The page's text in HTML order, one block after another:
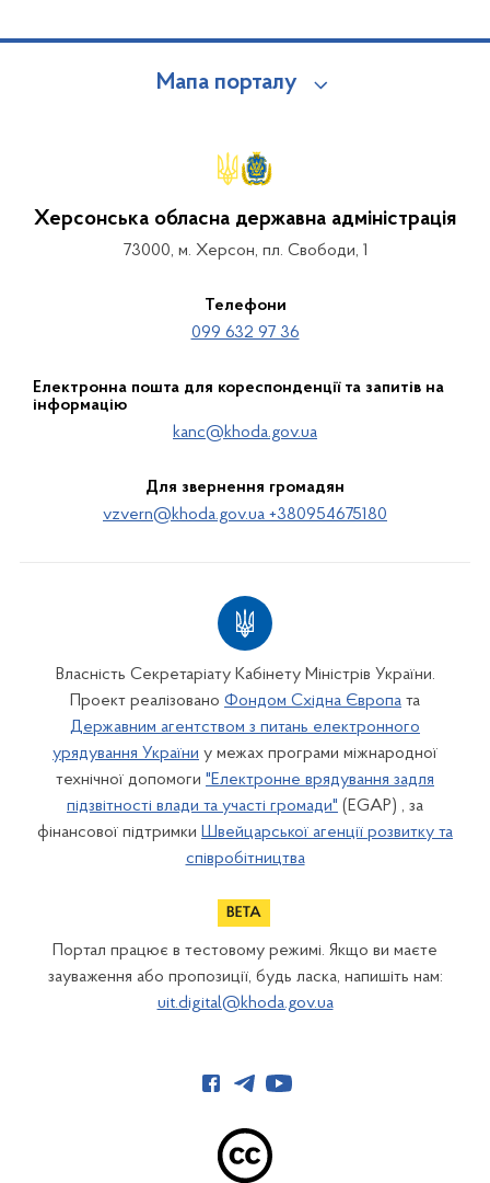
Мапа порталу
Херсонська обласна державна адміністрація
73000, м. Херсон, пл. Свободи, 1
Телефони
099 632 97 36
Електронна пошта для кореспонденції та запитів на
інформацію
kanc@khoda.gov.ua
Для звернення громадян
vzvern@khoda.gov.ua +380954675180
Власність Секретаріату Кабінету Міністрів України.
Проект реалізовано Фондом Східна Європа та
Державним агентством з питань електронного
урядування України у межах програми міжнародної
технічної допомоги "Електронне врядування задля
підзвітності влади та участі громади" (EGAP) , за
фінансової підтримки Швейцарської агенції розвитку та
співробітництва
Портал працює в тестовому режимі. Якщо ви маєте
зауваження або пропозиції, будь ласка, напишіть нам:
uit.digital@khoda.gov.ua